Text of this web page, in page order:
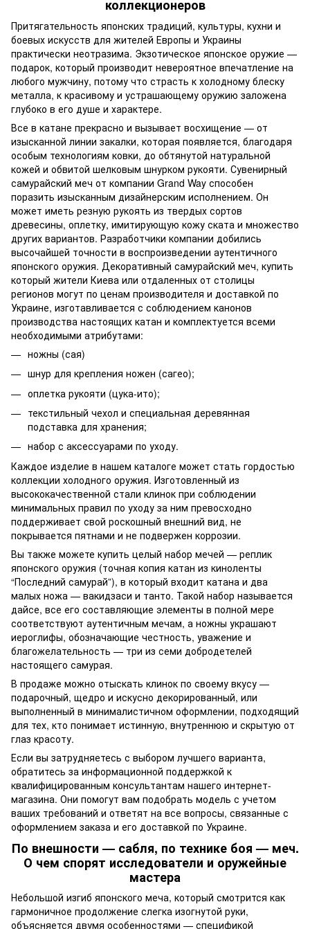
коллекционеров
Притягательность японских традиций, культуры, кухни и
боевых искусств для жителей Европы и Украины
практически неотразима. Экзотическое японское оружие —
подарок, который производит невероятное впечатление на
любого мужчину, потому что страсть к холодному блеску
металла, к красивому и устрашающему оружию заложена
глубоко в его душе и характере.
Все в катане прекрасно и вызывает восхищение — от
изысканной линии закалки, которая появляется, благодаря
особым технологиям ковки, до обтянутой натуральной
кожей и обвитой шелковым шнурком рукояти. Сувенирный
самурайский меч от компании Grand Way способен
поразить изысканным дизайнерским исполнением. Он
может иметь резную рукоять из твердых сортов
древесины, оплетку, имитирующую кожу ската и множество
других вариантов. Разработчики компании добились
высочайшей точности в воспроизведении аутентичного
японского оружия. Декоративный самурайский меч, купить
который жители Киева или отдаленных от столицы
регионов могут по ценам производителя и доставкой по
Украине, изготавливается с соблюдением канонов
производства настоящих катан и комплектуется всеми
необходимыми атрибутами:
ножны (сая)
шнур для крепления ножен (сагео);
оплетка рукояти (цука-ито);
текстильный чехол и специальная деревянная
подставка для хранения;
набор с аксессуарами по уходу.
Каждое изделие в нашем каталоге может стать гордостью
коллекции холодного оружия. Изготовленный из
высококачественной стали клинок при соблюдении
минимальных правил по уходу за ним превосходно
поддерживает свой роскошный внешний вид, не
покрывается пятнами и не подвержен коррозии.
Вы также можете купить целый набор мечей — реплик
японского оружия (точная копия катан из киноленты
“Последний самурай”), в который входит катана и два
малых ножа — вакидзаси и танто. Такой набор называется
дайсе, все его составляющие элементы в полной мере
соответствуют аутентичным мечам, а ножны украшают
иероглифы, обозначающие честность, уважение и
благожелательность — три из семи добродетелей
настоящего самурая.
В продаже можно отыскать клинок по своему вкусу —
подарочный, щедро и искусно декорированный, или
выполненный в минималистичном оформлении, подходящий
для тех, кто понимает истинную, внутреннюю и скрытую от
глаз красоту.
Если вы затрудняетесь с выбором лучшего варианта,
обратитесь за информационной поддержкой к
квалифицированным консультантам нашего интернет-
магазина. Они помогут вам подобрать модель с учетом
ваших требований и ответят на все вопросы, связанные с
оформлением заказа и его доставкой по Украине.
По внешности — сабля, по технике боя — меч.
О чем спорят исследователи и оружейные
мастера
Небольшой изгиб японского меча, который смотрится как
гармоничное продолжение слегка изогнутой руки,
объясняется двумя особенностями — спецификой